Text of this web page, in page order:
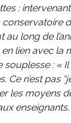
:
au long de
lien avec la
souplesse : «
Ce n’est pas
les moyens
enseignants.